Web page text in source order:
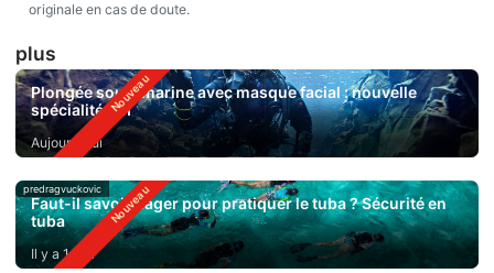
originale en cas de doute.
plus
Plongée sous-marine avec masque facial : nouvelle
spécialité SSI
Aujourd'hui
predragvuckovic
Faut-il savoir nager pour pratiquer le tuba ? Sécurité en
tuba
Il y a 1 jour